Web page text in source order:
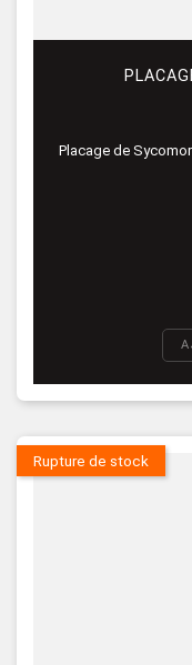
Placage de
Rupture de stock